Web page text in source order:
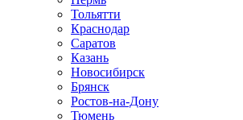
Тольятти
Краснодар
Саратов
Казань
Новосибирск
Брянск
Ростов-на-Дону
Тюмень